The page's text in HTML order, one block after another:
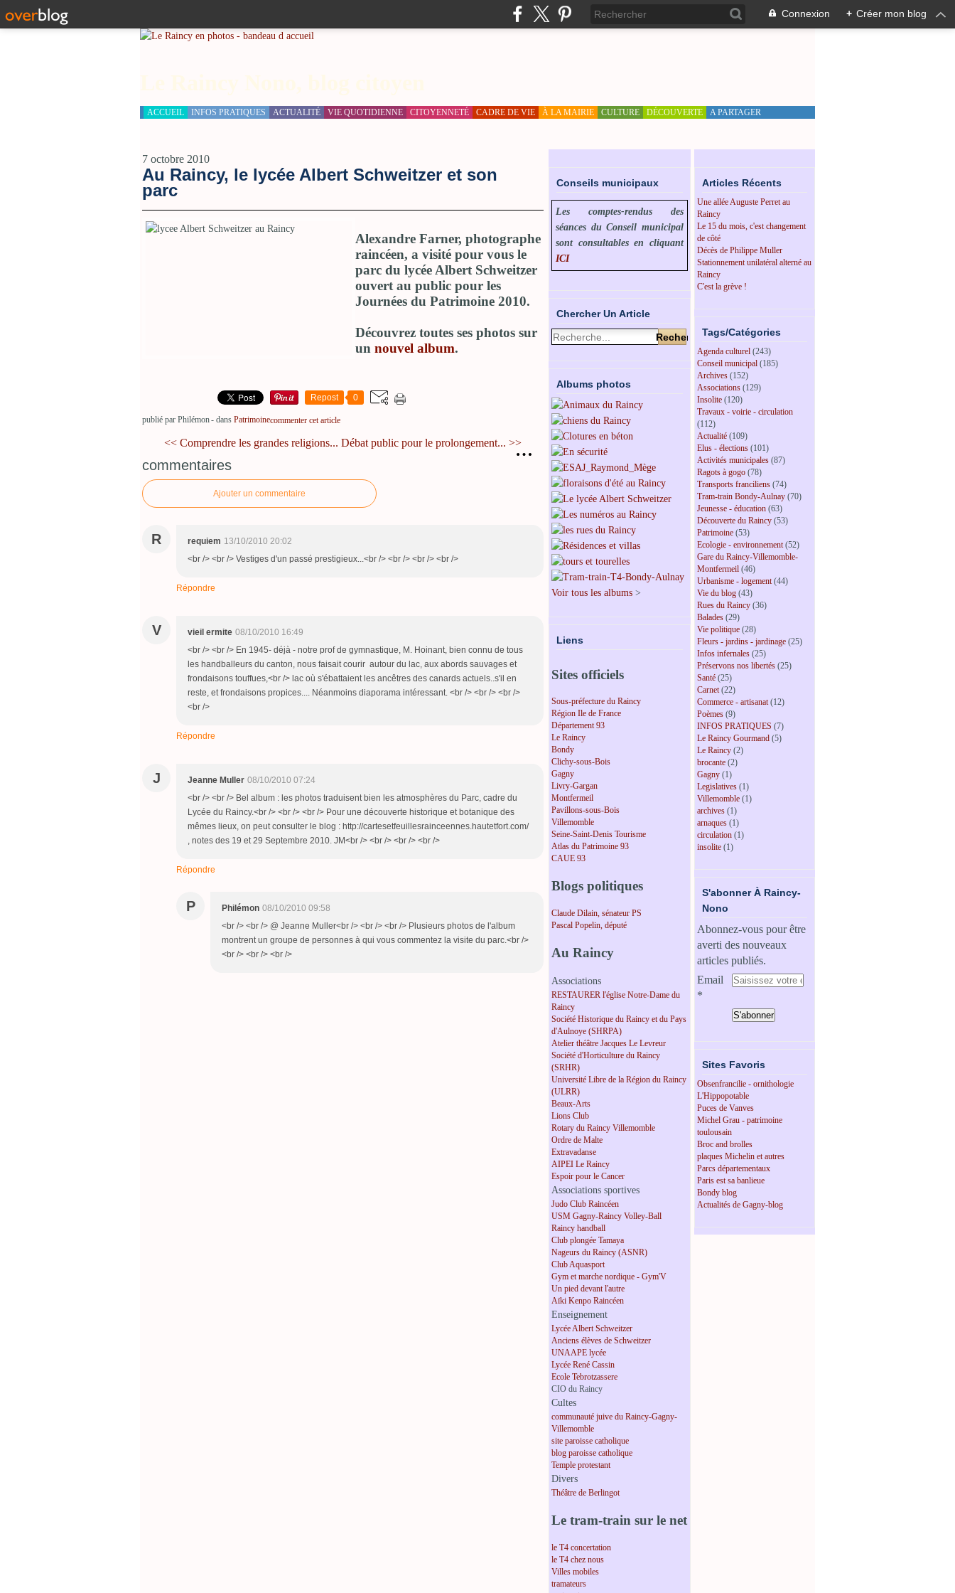
Connexion + Créer mon blog
ACCUEIL INFOS PRATIQUES ACTUALITÉ VIE QUOTIDIENNE CITOYENNETÉ CADRE DE VIE À LA MAIRIE CULTURE DÉCOUVERTE A PARTAGER
7 octobre 2010
Au Raincy, le lycée Albert Schweitzer et son
parc
Alexandre Farner, photographe
raincéen, a visité pour vous le
parc du lycée Albert Schweitzer
ouvert au public pour les
Journées du Patrimoine 2010.
Découvrez toutes ses photos sur
un nouvel album.
Repost 0
publié par Philémon- dans Patrimoinecommenter cet article
…
<< Comprendre les grandes religions... Débat public pour le prolongement... >>
commentaires
Ajouter un commentaire
R requiem 13/10/2010 20:02
<br /> <br /> Vestiges d'un passé prestigieux...<br /> <br /> <br /> <br />
Répondre
V vieil ermite 08/10/2010 16:49
<br /> <br /> En 1945- déjà - notre prof de gymnastique, M. Hoinant, bien connu de tous
les handballeurs du canton, nous faisait courir autour du lac, aux abords sauvages et
frondaisons touffues,<br /> lac où s'ébattaient les ancêtres des canards actuels..s'il en
reste, et frondaisons propices.... Néanmoins diaporama intéressant. <br /> <br /> <br />
<br />
Répondre
J Jeanne Muller 08/10/2010 07:24
<br /> <br /> Bel album : les photos traduisent bien les atmosphères du Parc, cadre du
Lycée du Raincy.<br /> <br /> <br /> Pour une découverte historique et botanique des
mêmes lieux, on peut consulter le blog : http://cartesetfeuillesrainceennes.hautetfort.com/
, notes des 19 et 29 Septembre 2010. JM<br /> <br /> <br /> <br />
Répondre
P Philémon 08/10/2010 09:58
<br /> <br /> @ Jeanne Muller<br /> <br /> <br /> Plusieurs photos de l'album
montrent un groupe de personnes à qui vous commentez la visite du parc.<br />
<br /> <br /> <br />
Conseils municipaux
Les comptes-rendus des
séances du Conseil municipal
sont consultables en cliquant
ICI
Chercher Un Article
Albums photos
Voir tous les albums >
Liens
Sites officiels
Sous-préfecture du Raincy
Région Ile de France
Département 93
Le Raincy
Bondy
Clichy-sous-Bois
Gagny
Livry-Gargan
Montfermeil
Pavillons-sous-Bois
Villemomble
Seine-Saint-Denis Tourisme
Atlas du Patrimoine 93
CAUE 93
Blogs politiques
Claude Dilain, sénateur PS
Pascal Popelin, député
Au Raincy
Associations
RESTAURER l'église Notre-Dame du
Raincy
Société Historique du Raincy et du Pays
d'Aulnoye (SHRPA)
Atelier théâtre Jacques Le Levreur
Société d'Horticulture du Raincy
(SRHR)
Université Libre de la Région du Raincy
(ULRR)
Beaux-Arts
Lions Club
Rotary du Raincy Villemomble
Ordre de Malte
Extravadanse
AIPEI Le Raincy
Espoir pour le Cancer
Associations sportives
Judo Club Raincéen
USM Gagny-Raincy Volley-Ball
Raincy handball
Club plongée Tamaya
Nageurs du Raincy (ASNR)
Club Aquasport
Gym et marche nordique - Gym'V
Un pied devant l'autre
Aïki Kenpo Raincéen
Enseignement
Lycée Albert Schweitzer
Anciens élèves de Schweitzer
UNAAPE lycée
Lycée René Cassin
Ecole Tebrotzassere
CIO du Raincy
Cultes
communauté juive du Raincy-Gagny-
Villemomble
site paroisse catholique
blog paroisse catholique
Temple protestant
Divers
Théâtre de Berlingot
Le tram-train sur le net
le T4 concertation
le T4 chez nous
Villes mobiles
tramateurs
Articles Récents
Une allée Auguste Perret au
Raincy
Le 15 du mois, c'est changement
de côté
Décès de Philippe Muller
Stationnement unilatéral alterné au
Raincy
C'est la grève !
Tags/Catégories
Agenda culturel (243)
Conseil municipal (185)
Archives (152)
Associations (129)
Insolite (120)
Travaux - voirie - circulation
(112)
Actualité (109)
Elus - élections (101)
Activités municipales (87)
Ragots à gogo (78)
Transports franciliens (74)
Tram-train Bondy-Aulnay (70)
Jeunesse - éducation (63)
Découverte du Raincy (53)
Patrimoine (53)
Ecologie - environnement(52)
Gare du Raincy-Villemomble-
Montfermeil (46)
Urbanisme - logement(44)
Vie du blog (43)
Rues du Raincy (36)
Balades (29)
Vie politique (28)
Fleurs - jardins - jardinage (25)
Infos infernales (25)
Préservons nos libertés (25)
Santé (25)
Carnet(22)
Commerce - artisanat(12)
Poèmes (9)
INFOS PRATIQUES (7)
Le Raincy Gourmand (5)
Le Raincy (2)
brocante (2)
Gagny (1)
Legislatives (1)
Villemomble (1)
archives (1)
arnaques (1)
circulation (1)
insolite (1)
S'abonner À Raincy-
Nono
Abonnez-vous pour être
averti des nouveaux
articles publiés.
Email
Sites Favoris
Obsenfrancilie - ornithologie
L'Hippopotable
Puces de Vanves
Michel Grau - patrimoine
toulousain
Broc and brolles
plaques Michelin et autres
Parcs départementaux
Paris est sa banlieue
Bondy blog
Actualités de Gagny-blog